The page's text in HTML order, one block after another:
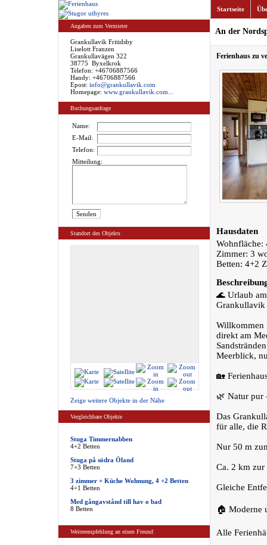
Angaben zum Vermieter
Grankullavik Fritidsby
Liselott Franzen
Grankullavägen 322
38775 Byxelkrok
Telefon: +46706887566
Handy: +46706887566
Epost: info@grankullavik.com
Homepage: www.grankullavik.com...
Buchungsanfrage
Name:
E-Mail:
Telefon:
Mitteilung:
Standort des Objekts
Zeige weitere Objekte in der Nähe
Vergleichbare Objekte
Stuga Timmernabben
4+2 Betten
Stuga på södra Öland
7+3 Betten
3 zimmer + Küche Wohnung, 4 +2 Betten
4+1 Betten
Med gångavstånd till hav o bad
8 Betten
Weiterempfehlung an einen Freund
Startseite
An der
Ferienhaus zu
Hausdaten
Wohnfläche:
Zimmer: 3
Betten: 4+2
🌊 Urlaub
Grankullavik
Willkommen
direkt am
Meerblick,
🏡
🌿 Natur pur
Das
für alle, die
Nur 50 m
Ca. 2 km zur
Gleiche
🏠 Moderne
Alle